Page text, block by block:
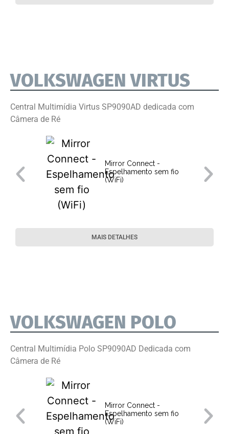
VOLKSWAGEN VIRTUS
Central Multimídia Virtus SP9090AD dedicada com
Câmera de Ré
Mirror Connect -
Espelhamento sem fio
(WiFi)
MAIS DETALHES
VOLKSWAGEN POLO
Central Multimídia Polo SP9090AD Dedicada com
Câmera de Ré
Mirror Connect -
Espelhamento sem fio
(WiFi)